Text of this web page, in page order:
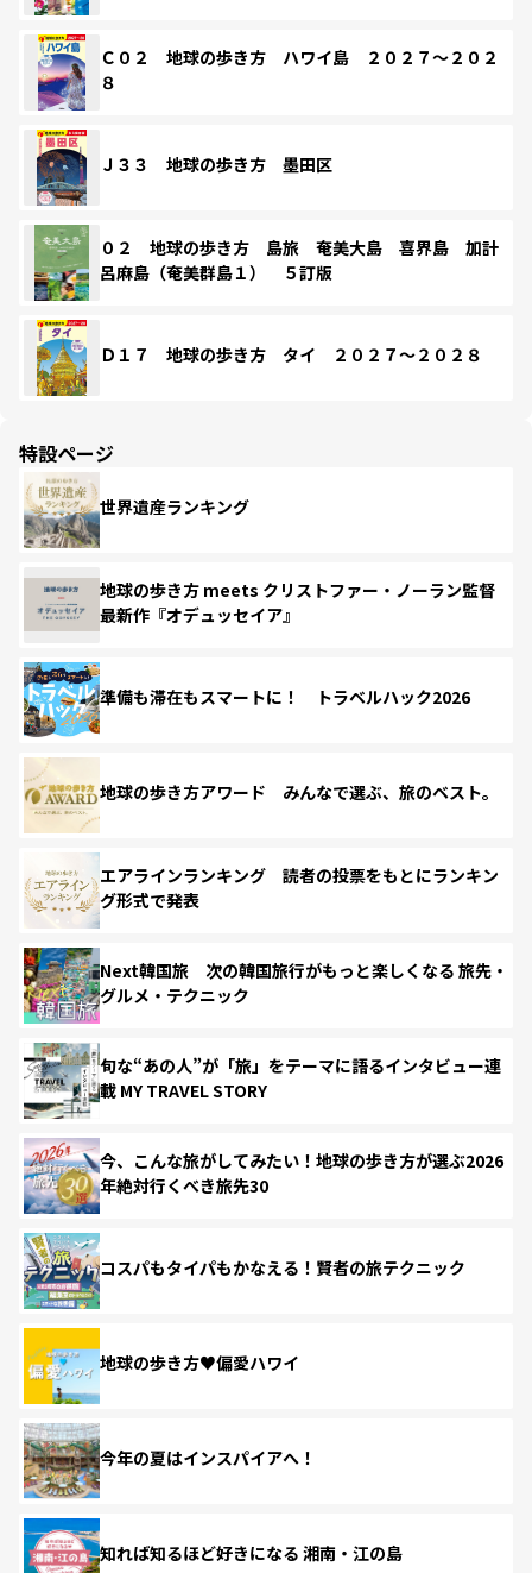
Ｃ０２ 地球の歩き方 ハワイ島 ２０２７～２０２
８
Ｊ３３ 地球の歩き方 墨田区
０２ 地球の歩き方 島旅 奄美大島 喜界島 加計
呂麻島（奄美群島１） ５訂版
Ｄ１７ 地球の歩き方 タイ ２０２７～２０２８
特設ページ
世界遺産ランキング
地球の歩き方 meets クリストファー・ノーラン監督
最新作『オデュッセイア』
準備も滞在もスマートに！ トラベルハック2026
地球の歩き方アワード みんなで選ぶ、旅のベスト。
エアラインランキング 読者の投票をもとにランキン
グ形式で発表
Next韓国旅 次の韓国旅行がもっと楽しくなる 旅先・
グルメ・テクニック
旬な“あの人”が「旅」をテーマに語るインタビュー連
載 MY TRAVEL STORY
今、こんな旅がしてみたい！地球の歩き方が選ぶ2026
年絶対行くべき旅先30
コスパもタイパもかなえる！賢者の旅テクニック
地球の歩き方♥偏愛ハワイ
今年の夏はインスパイアへ！
知れば知るほど好きになる 湘南・江の島